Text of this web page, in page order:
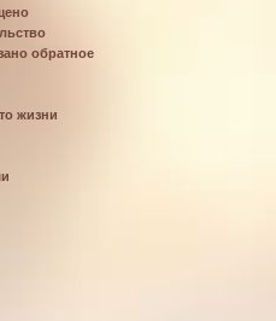
обратное
жизни